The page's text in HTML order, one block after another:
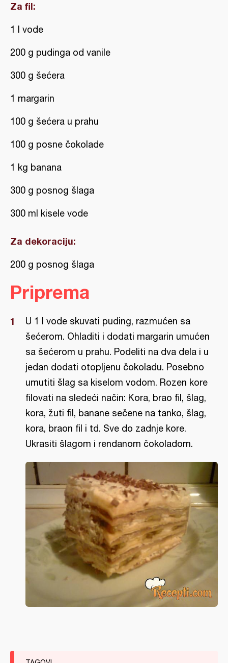
Za fil:
1 l vode
200 g pudinga od vanile
300 g šećera
1 margarin
100 g šećera u prahu
100 g posne čokolade
1 kg banana
300 g posnog šlaga
300 ml kisele vode
Za dekoraciju:
200 g posnog šlaga
Priprema
U 1 l vode skuvati puding, razmućen sa
šećerom. Ohladiti i dodati margarin umućen
sa šećerom u prahu. Podeliti na dva dela i u
jedan dodati otopljenu čokoladu. Posebno
umutiti šlag sa kiselom vodom. Rozen kore
filovati na sledeći način: Kora, brao fil, šlag,
kora, žuti fil, banane sečene na tanko, šlag,
kora, braon fil i td. Sve do zadnje kore.
Ukrasiti šlagom i rendanom čokoladom.